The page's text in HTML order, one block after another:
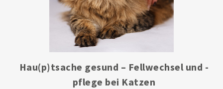
Hau(p)tsache gesund – Fellwechsel und -
pflege bei Katzen